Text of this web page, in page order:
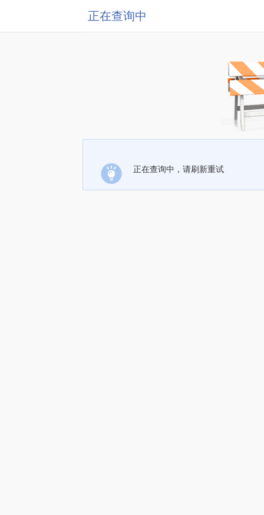
正在查询中
正在查询中，请刷新重试